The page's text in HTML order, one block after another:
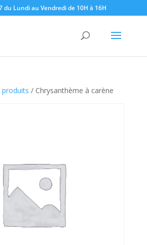
du Lundi au Vendredi de 10H à 16H
produits / Chrysanthème à carène